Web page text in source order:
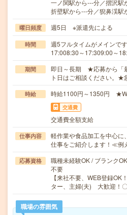
一ノ関駅から---分／摺沢駅
折壁駅から---分／猊鼻渓駅
曜日頻度 週5日 ※派遣先による
時間
週5フルタイムがメインで
17:008:30～17:309:00～
期間
即日～長期 ★応募から「
ト日はご相談ください。★
時給 時給1100円～1350円
交通費
交通費全額支給
仕事内容
軽作業や食品加工を中心に
仕事をご紹介します！≪
応募資格
職種未経験OK / ブランク
不要
【来社不要、WEB登録OK
ター、主婦(夫) 大歓迎！
職場の雰囲気